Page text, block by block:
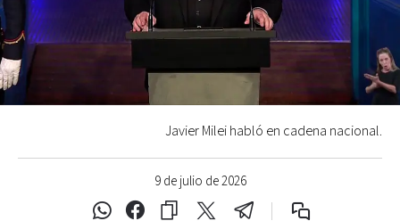
9 de julio de 2026
Javier Milei habló en cadena nacional.